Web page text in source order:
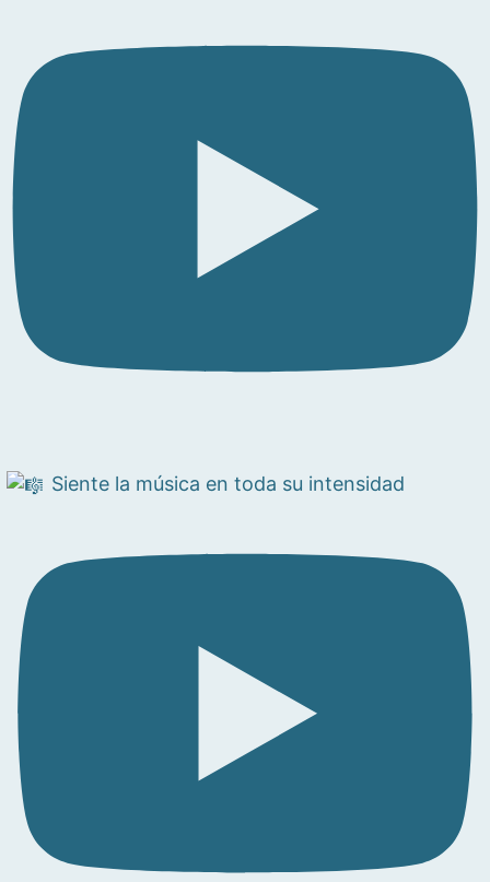
Siente la música en toda su intensidad